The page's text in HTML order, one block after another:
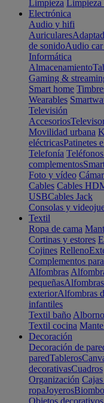
Limpieza Limpieza
Electrónica
Audio y hifi
Auriculares
de sonidoAudio
Informática
Almacenamiento
Gaming &
Smart home
Wearables
Televisión
Accesorios
Movilidad urbana
eléctricasPatinetes
Telefonía
complementos
Foto y vídeo
Cables Cables
USBCables Jack
Consolas y
Textil
Ropa de cama
Cortinas y estores
Cojines Relleno
Complementos
Alfombras
pequeñas
exteriorAlfombras
infantiles
Textil baño
Textil cocina
Decoración
Decoración de
paredTableros
decorativasCuadros
Organización
ropaJoyeros
Objetos decorativos